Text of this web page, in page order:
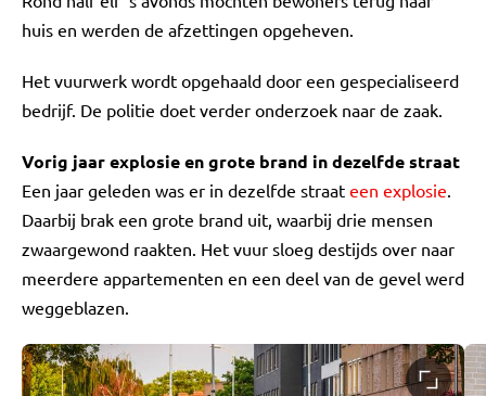
huis en werden de afzettingen opgeheven.
Het vuurwerk wordt opgehaald door een gespecialiseerd
bedrijf. De politie doet verder onderzoek naar de zaak.
Vorig jaar explosie en grote brand in dezelfde straat
Een jaar geleden was er in dezelfde straat een explosie.
Daarbij brak een grote brand uit, waarbij drie mensen
zwaargewond raakten. Het vuur sloeg destijds over naar
meerdere appartementen en een deel van de gevel werd
weggeblazen.